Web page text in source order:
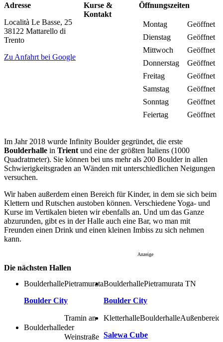
Adresse
Località Le Basse, 25
38122 Mattarello di
Trento
Zu Anfahrt bei Google
Kurse &
Kontakt
Öffnungszeiten
Montag
Geöffnet
Dienstag
Geöffnet
Mittwoch
Geöffnet
Donnerstag
Geöffnet
Freitag
Geöffnet
Samstag
Geöffnet
Sonntag
Geöffnet
Feiertag
Geöffnet
Im Jahr 2018 wurde Infinity Boulder gegründet, die erste
Boulderhalle in Trient und eine der größten Italiens (1000
Quadratmeter). Sie können bei uns mehr als 200 Boulder in allen
Schwierigkeitsgraden an Wänden mit unterschiedlichen Neigungen
versuchen.
Wir haben außerdem einen Bereich für Kinder, in dem sie sich beim
Klettern und Rutschen austoben können. Verschiedene Yoga- und
Kurse im Vertikalen bieten wir ebenfalls an. Und um das Ganze
abzurunden, gibt es in der Halle auch eine Bar, wo man mit
Freunden einen Drink und einen kleinen Imbiss zu sich nehmen
kann.
Anzeige
Die nächsten Hallen
BoulderhallePietramurata
Boulder City
BoulderhallePietramurata TN
Boulder City
Boulderhalle
Tramin an
der
Weinstraße
KletterhalleBoulderhalle
Salewa Cube